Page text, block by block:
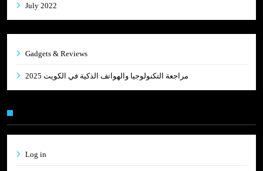
July 2022
Gadgets & Reviews
مراجعة التكنولوجيا والهواتف الذكية في الكويت 2025
Log in